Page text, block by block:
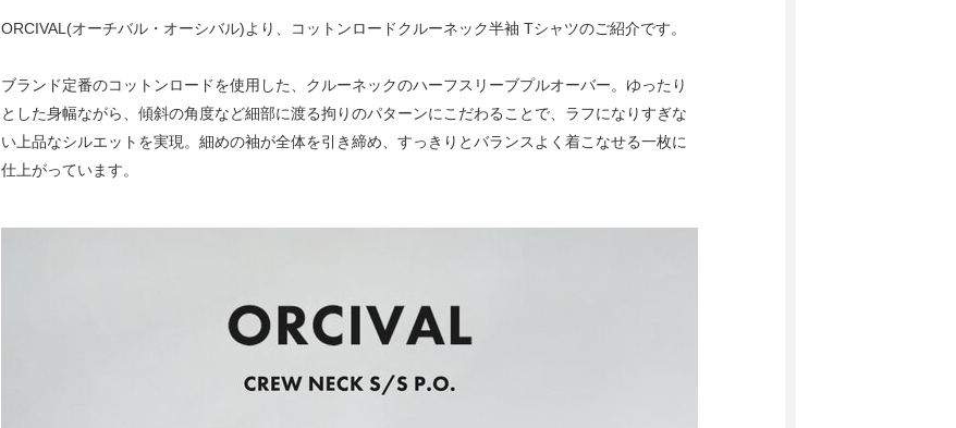
ORCIVAL(オーチバル・オーシバル)より、コットンロードクルーネック半袖 Tシャツのご紹介です。
ブランド定番のコットンロードを使用した、クルーネックのハーフスリーブプルオーバー。ゆったり
とした身幅ながら、傾斜の角度など細部に渡る拘りのパターンにこだわることで、ラフになりすぎな
い上品なシルエットを実現。細めの袖が全体を引き締め、すっきりとバランスよく着こなせる一枚に
仕上がっています。